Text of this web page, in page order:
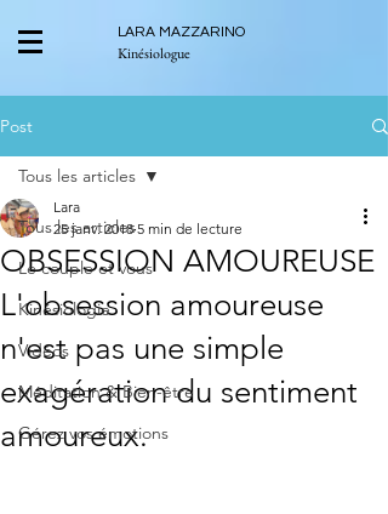
LARA MAZZARINO
Kinésiologue
Post
Tous les articles
Le couple et vous
Kinésiologie
Vidéos
Méditation & Bien-être
Gérez vos émotions
Tous les articles
OBSESSION AMOUREUSE
L'obsession amoureuse
n'est pas une simple
exagération du sentiment
amoureux.
Lara
25 janv. 2018 5 min de lecture